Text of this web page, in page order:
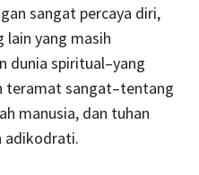
sangat percaya diri,
yang masih
dunia spiritual–yang
teramat sangat–tentang
manusia, dan tuhan
adikodrati.